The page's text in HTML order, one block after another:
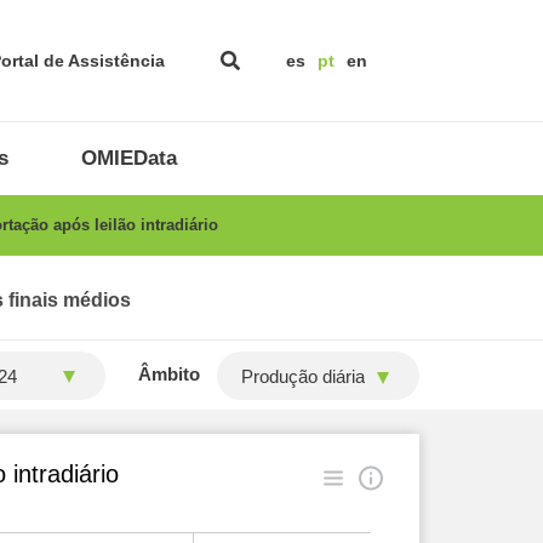
de Assistência es pt en
OMIEData
após leilão intradiário
finais médios
Âmbito Produção diária
intradiário